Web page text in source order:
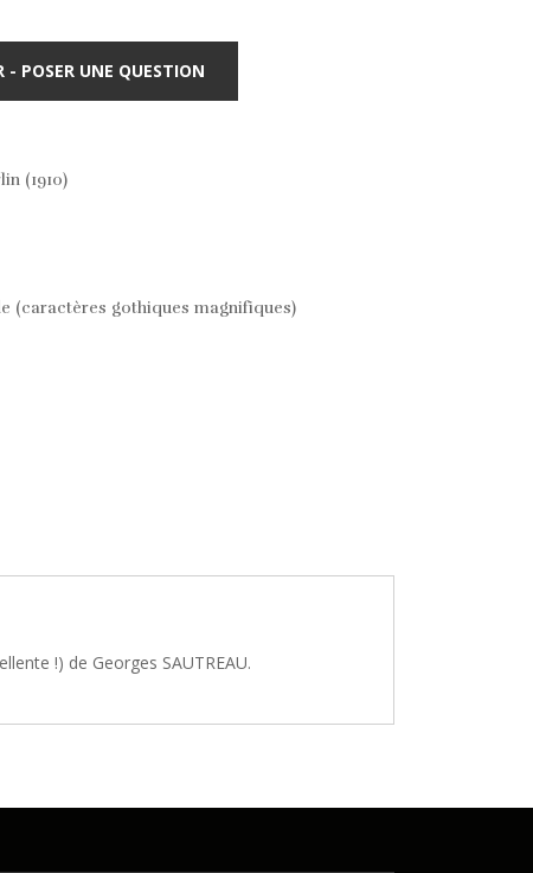
- POSER UNE QUESTION
(1910)
(caractères gothiques magnifiques)
!) de Georges SAUTREAU.